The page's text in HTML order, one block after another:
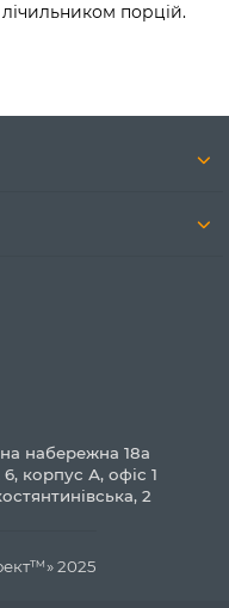
порцій.
набережна 18а
6, корпус А, офіс 1
2
2025